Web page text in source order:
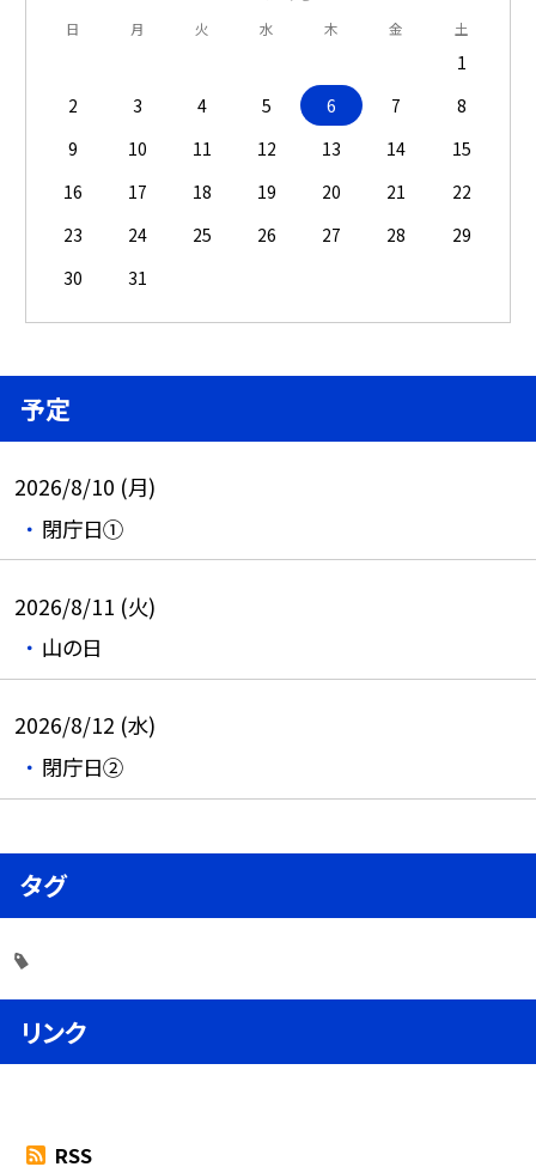
日 月 火 水 木 金 土
1
2
3 4 5 6 7
8
9
10 11 12 13 14
15
16
17 18 19 20 21
22
23
24 25 26 27 28
29
30
31
予定
2026/8/10 (月)
閉庁日①
2026/8/11 (火)
山の日
2026/8/12 (水)
閉庁日②
タグ
リンク
RSS